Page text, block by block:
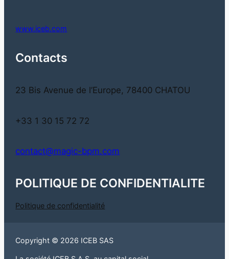
www.iceb.com
Contacts
23 Bis Avenue de l’Europe, 78400 CHATOU
+33 1 30 15 72 72
contact@magic-bpm.com
POLITIQUE DE CONFIDENTIALITE
Politique de confidentialité
Copyright © 2026 ICEB SAS